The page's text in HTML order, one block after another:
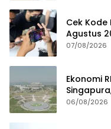
Cek Kode
Agustus
07/08/2026
Ekonomi
Investasi
06/08/2026